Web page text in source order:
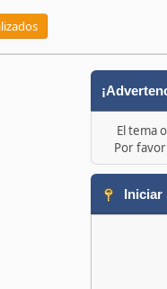
El tema
Por
Iniciar